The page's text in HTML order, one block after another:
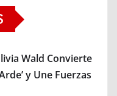
Wald Convierte
y Une Fuerzas